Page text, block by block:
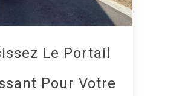
Le Portail
Pour Votre